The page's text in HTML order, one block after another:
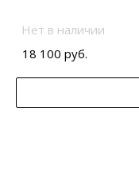
Нет в наличии
18 100 руб.